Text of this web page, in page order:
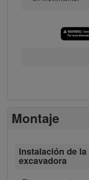
Montaje
Instalación de
excavadora